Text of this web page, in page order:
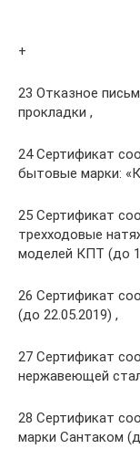
+
23 Отказное
прокладки ,
24 Сертификат
бытовые марки:
25 Сертификат
трехходовые
моделей КПТ (до
26 Сертификат
(до 22.05.2019) ,
27 Сертификат
нержавеющей
28 Сертификат
марки Сантаком